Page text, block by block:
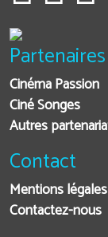
Partenaires
Cinéma Passion
Ciné Songes
Autres
Contact
Mentions légales
Contactez-nous